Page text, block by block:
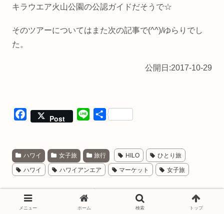
キラウエア火山公園の公認ガイドだそうで☆
そのツアーについてはまた次の記事で(^^)/ゆらりでし
た。
公開日:2017-10-29
e
b
o
o
k
Post
e
共
ハワイ 女子旅 旅行 HILO ひとり旅
ハワイ ハワイアンエア マーケット 女子旅
スポンサーリンク
メニュー ホーム 検索 トップ